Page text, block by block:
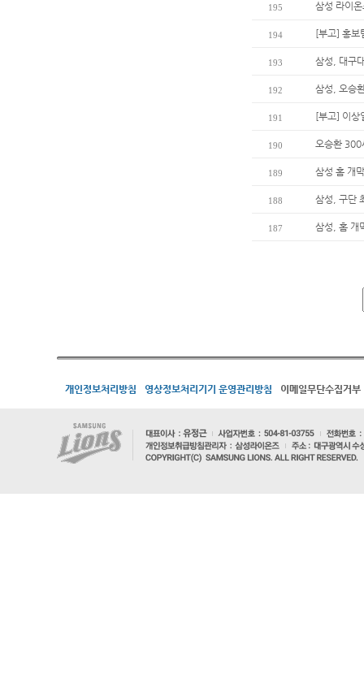
195 삼성 라이
194 [부고] 홍보
193 삼성, 대구
192 삼성, 오승
191 [부고] 이상
190 오승환 300
189 삼성 홈 개
188 삼성, 구단
187 삼성, 홈 개
개인정보처리방침 영상정보처리기기 운영관리방침 이메일무단수집거부